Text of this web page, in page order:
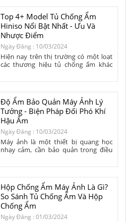
Top 4+ Model Tủ Chống Ẩm
Hiniso Nổi Bật Nhất - Ưu Và
Nhược Điểm
Ngày Đăng : 10/03/2024
Hiện nay trên thị trường có một loạt
các thương hiệu tủ chống ẩm khác
Độ Ẩm Bảo Quản Máy Ảnh Lý
Tưởng - Biện Pháp Đối Phó Khí
Hậu Ẩm
Ngày Đăng : 10/03/2024
Máy ảnh là một thiết bị quang học
nhạy cảm, cần bảo quản trong điều
Hộp Chống Ẩm Máy Ảnh Là Gì?
So Sánh Tủ Chống Ẩm Và Hộp
Chống Ẩm
Ngày Đăng : 01/03/2024